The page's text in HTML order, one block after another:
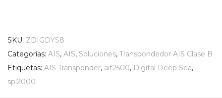
SKU: ZDIGDYS8
Categorías: AIS, AIS, Soluciones, Transpondedor AIS Clase B
Etiquetas: AIS Transponder, ait2500, Digital Deep Sea,
spl2000